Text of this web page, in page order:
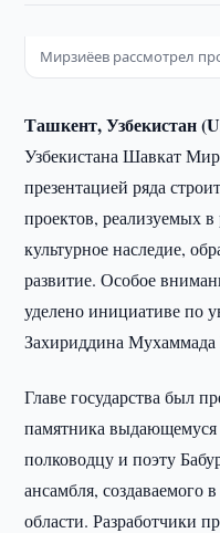
Мирзиёев рассмотрел
Ташкент, Узбекистан
Узбекистана Шавкат
презентацией ряда
проектов, реализуемых
культурное наследие,
развитие. Особое
уделено инициативе по
Захириддина Мухаммада
Главе государства был
памятника выдающемуся
полководцу и поэту
ансамбля, создаваемого
области. Разработчики